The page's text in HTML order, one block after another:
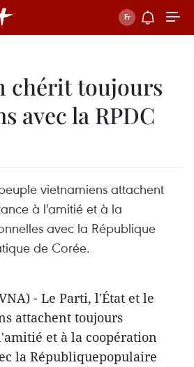
chérit toujours
avec la RPDC
vietnamiens attachent
à l'amitié et à la
avec la République
de Corée.
- Le Parti, l'État et le
attachent toujours
et à la coopération
la Républiquepopulaire